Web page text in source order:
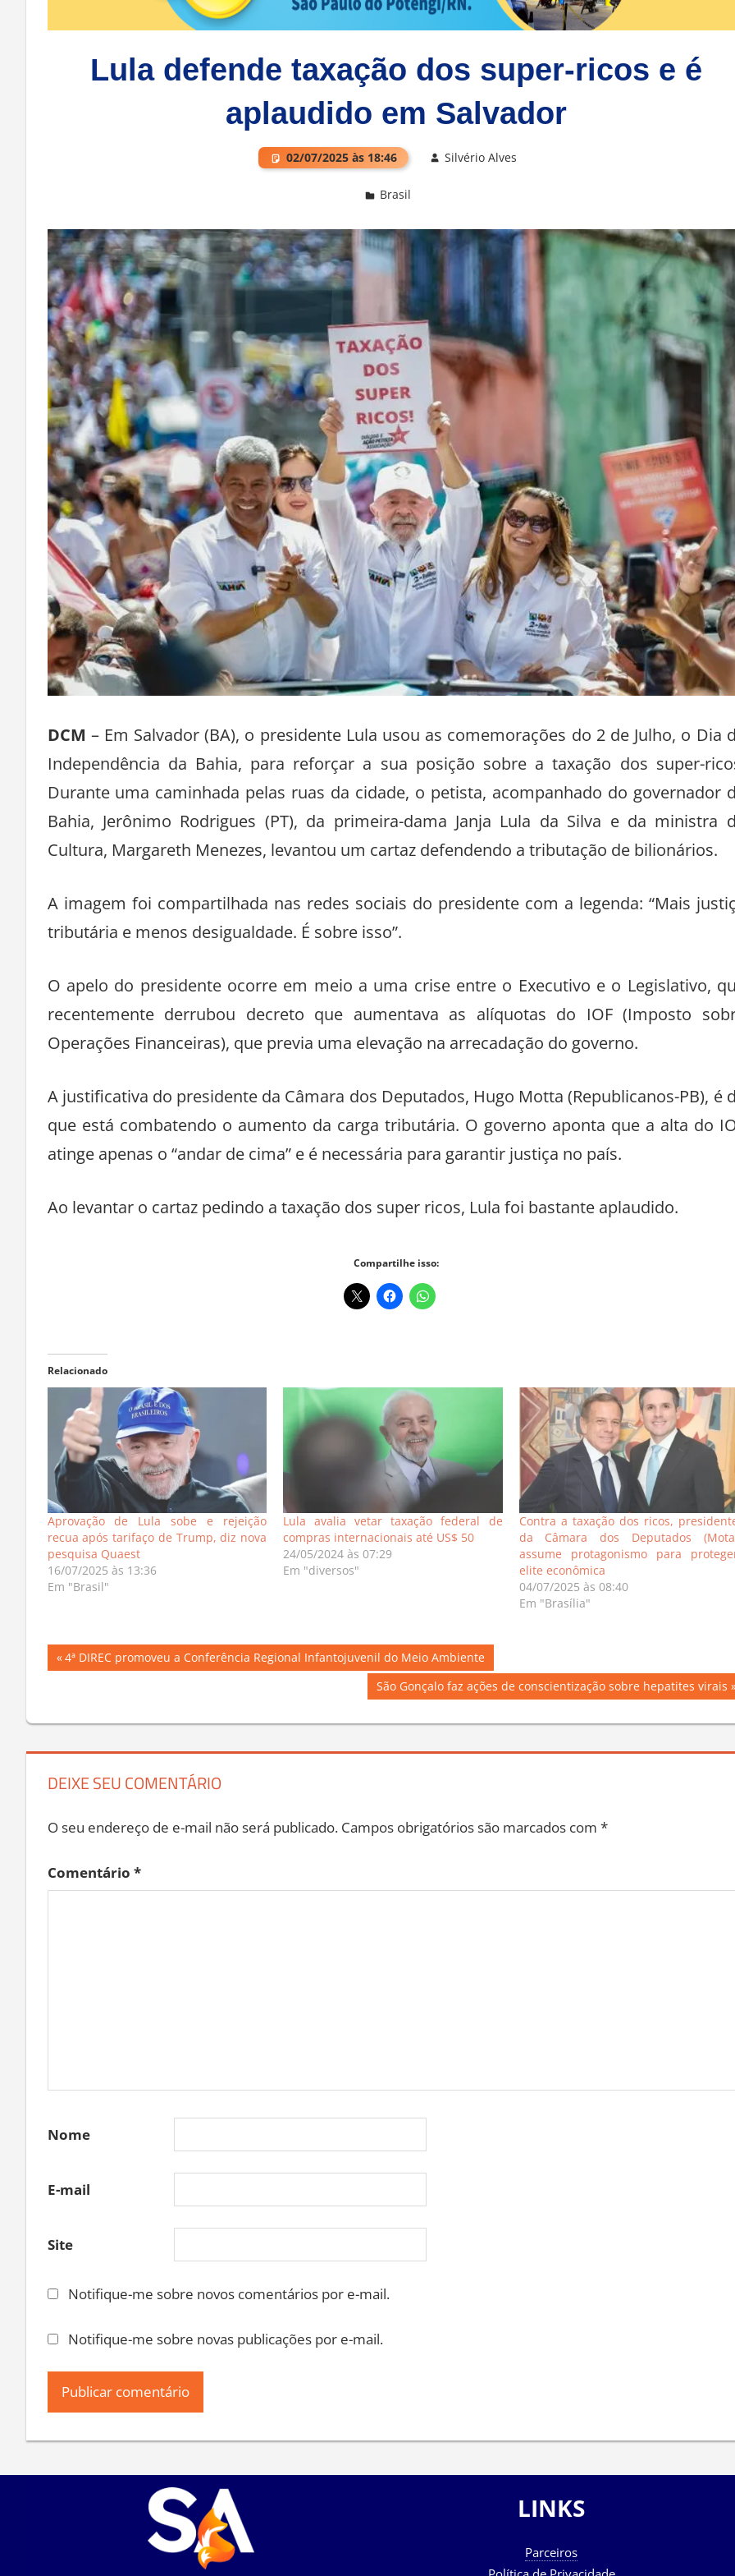
Lula defende taxação dos super-ricos e é
aplaudido em Salvador
02/07/2025 às 18:46 Silvério Alves
Brasil
DCM – Em Salvador (BA), o presidente Lula usou as comemorações do 2 de Julho, o Dia
Independência da Bahia, para reforçar a sua posição sobre a taxação dos super-
Durante uma caminhada pelas ruas da cidade, o petista, acompanhado do governador
Bahia, Jerônimo Rodrigues (PT), da primeira-dama Janja Lula da Silva e da ministra
Cultura, Margareth Menezes, levantou um cartaz defendendo a tributação de bilionários.
A imagem foi compartilhada nas redes sociais do presidente com a legenda: “Mais
tributária e menos desigualdade. É sobre isso”.
O apelo do presidente ocorre em meio a uma crise entre o Executivo e o Legislativo,
recentemente derrubou decreto que aumentava as alíquotas do IOF (Imposto
Operações Financeiras), que previa uma elevação na arrecadação do governo.
A justificativa do presidente da Câmara dos Deputados, Hugo Motta (Republicanos-PB), é
que está combatendo o aumento da carga tributária. O governo aponta que a alta do
atinge apenas o “andar de cima” e é necessária para garantir justiça no país.
Ao levantar o cartaz pedindo a taxação dos super ricos, Lula foi bastante aplaudido.
Compartilhe isso:
Relacionado
Aprovação de Lula sobe e rejeição
recua após tarifaço de Trump, diz nova
pesquisa Quaest
16/07/2025 às 13:36
Em "Brasil"
Lula avalia vetar taxação federal de
compras internacionais até US$ 50
24/05/2024 às 07:29
Em "diversos"
Contra a taxação dos ricos,
da Câmara dos Deputados
assume protagonismo para
elite econômica
04/07/2025 às 08:40
Em "Brasília"
Navegação
Post
Previous
Post:
4ª DIREC promoveu a Conferência Regional Infantojuvenil do Meio Ambiente
Next
Post:
São Gonçalo faz ações de conscientização sobre hepatites virais
DEIXE SEU COMENTÁRIO
O seu endereço de e-mail não será publicado. Campos obrigatórios são marcados com *
Comentário *
Nome
E-mail
Site
Notifique-me sobre novos comentários por e-mail.
Notifique-me sobre novas publicações por e-mail.
LINKS
Parceiros